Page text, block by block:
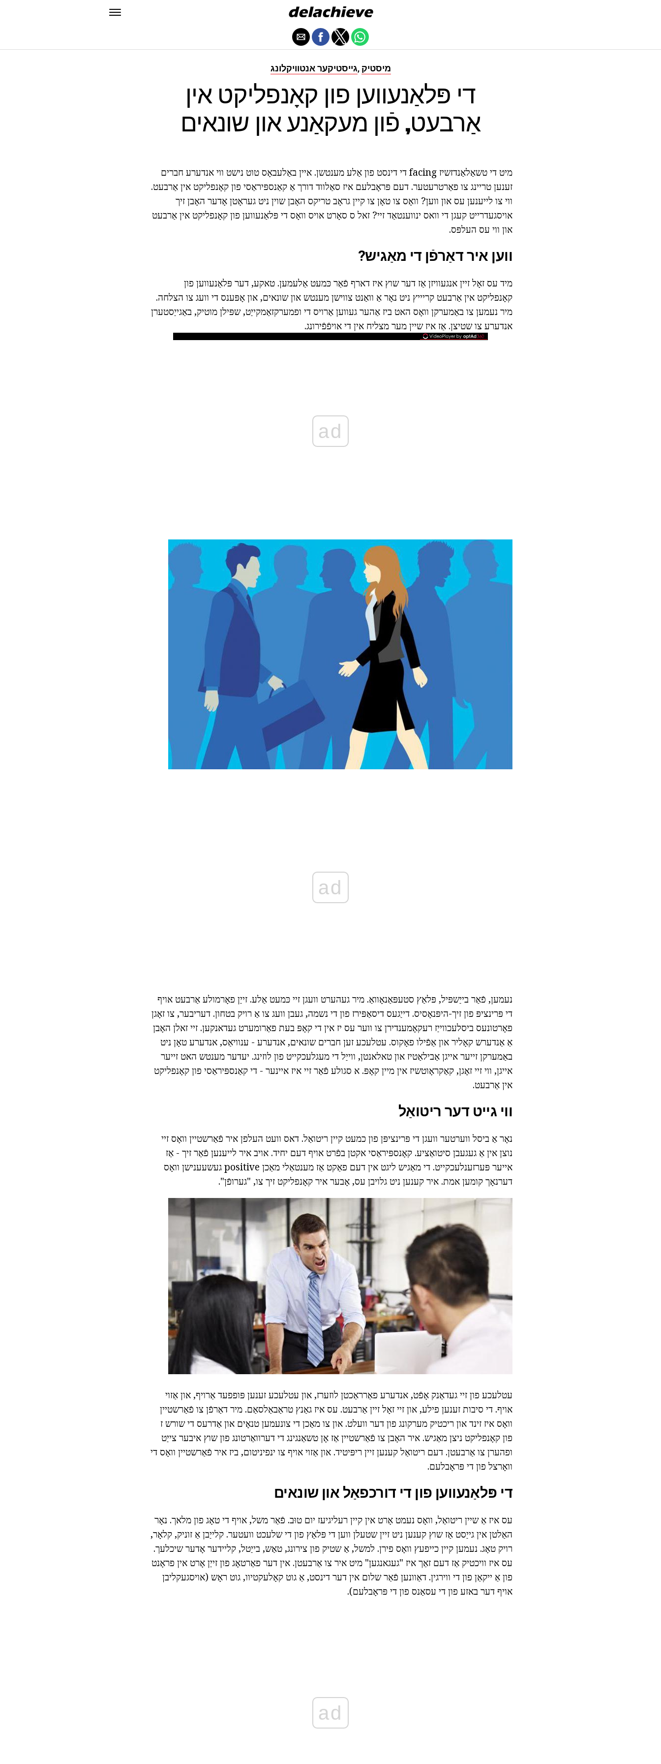
גייסטיקער אנטוויקלונג, מיסטיק
די פּלאַנעווען פון קאָנפליקט אין
אַרבעט, פֿון מעקאַנע און שונאים
מיט די טשאַלאַנדזשיז facing די דינסט פון אַלע מענטשן. איין באַלעבאָס טוט נישט ווי אנדערע חברים
זענען טריינג צו פאַרטרעטער. דעם פּראָבלעם איז סאַלווד דורך אַ קאַנספּיראַסי פון קאָנפליקט אין אַרבעט.
ווי צו לייענען עס און ווען? וואָס צו טאָן צו קיין גראָב טריקס האָבן שוין ניט געראָטן אָדער האָבן זיך
אויסגעדרייט קעגן די וואס ינווענטאַד זיי? זאל ס סאָרט אויס וואָס די פּלאַנעווען פון קאָנפליקט אין אַרבעט
און ווי עס העלפּס.
ווען איר דאַרפֿן די מאַגיש?
מיד עס זאָל זיין אנגעוויזן אַז דער שוץ איז דארף פֿאַר כּמעט אַלעמען. טאקע, דער פּלאַנעווען פון
קאָנפליקט אין אַרבעט קריייץ ניט נאָר אַ וואַנט צווישן מענטש און שונאים, און אָפּענס די וועג צו הצלחה.
מיר נעמען צו באַמערקן וואָס האט ביז אַהער געווען אַרויס די ופמערקזאַמקייַט, שפּילן מוטיק, באַגייַסטערן
אנדערע צו שטיצן. אַז איז שיין מער מצליח אין די אויפֿפֿירונג.
ad
ad
נעמען, פֿאַר בייַשפּיל, פּלאַץ סטעפּאַנאָוואַ. מיר געהערט וועגן זיי כּמעט אַלע. זייַן פאָרמולע אַרבעט אויף
די פּרינציפּ פון זיך-היפּנאָסיס. דייַגעס דיסאַפּירז פון די נשמה, געבן וועג צו אַ רויק בטחון. דעריבער, צו זאָגן
פאָרטונעס ביסלעכווייַז רעקאָמענדירן צו ווער עס יז אין די קאָפּ בעת פאַרומערט געדאנקען. זיי זאלן האָבן
אַ אַנדערש קאָליר און אַפֿילו פאָקוס. עטלעכע זען חברים שונאים, אנדערע - ענוויאַס, אנדערע טאָן ניט
באַמערקן זייער אייגן אַבילאַטיז און טאלאנטן, ווייַל די מעגלעכקייט פון לוזינג. יעדער מענטש האט זייער
אייגן, ווי זיי זאָגן, קאַקראָוטשיז אין מיין קאָפּ. א סגולע פֿאַר זיי איז איינער - די קאַנספּיראַסי פון קאָנפליקט
אין אַרבעט.
ווי גייט דער ריטואַל
נאָר אַ ביסל ווערטער וועגן די פּרינציפּן פון כמעט קיין ריטואַל. דאס וועט העלפן איר פֿאַרשטיין וואָס זיי
נוצן אין אַ געגעבן סיטואַציע. קאָנספּיראַסי אקטן בפֿרט אויף דעם יחיד. אויב איר לייענען פֿאַר זיך - אַז
אייער פּערזענלעכקייט. די מאַגיש ליגט אין דעם פאַקט אַז מענטאַלי מאַכן positive געשעענישן וואָס
דערנאָך קומען אמת. איר קענען ניט גלויבן עס, אָבער איר קאָנפליקט זיך צו, "גערופֿן".
עטלעכע פון זיי געדאַנק אָפֿט, אנדערע פאַרראַכטן לוזערז, און עטלעכע זענען פּופפעד אַרויף, און אַזוי
אויף. די סיבות זענען פילע, און זיי זאָל זיין אַרבעט. עס איז גאַנץ טראַבאַלסאַם. מיר דאַרפֿן צו פֿאַרשטיין
וואָס איז זינד און ריכטיק מערקונג פון דער וועלט. און צו מאַכן די צונעמען טנאָים און אַדרעס די שורש ז
פון קאָנפליקט ניצן מאַגיש. איר האָבן צו פֿאַרשטיין אַז אָן טשאַנגינג די דערוואַרטונג פון שוץ איבער צייַט
ופהערן צו אַרבעטן. דעם ריטואַל קענען זיין ריפּיטיד. און אַזוי אויף צו ינפיניטום, ביז איר פֿאַרשטיין וואָס די
וואָרצל פון די פּראָבלעם.
די פּלאַנעווען פון די דורכפאַל און שונאים
עס איז אַ שיין ריטואַל, וואָס נעמט אָרט אין קיין רעליגיעז יום טוּב. פֿאַר משל, אויף די טאָג פון מלאך. נאָר
האַלטן אין גייַסט אַז שוץ קענען ניט זיין שטעלן ווען די פּלאַץ פון די שלעכט וועטער. קלייַבן אַ זוניק, קלאָר,
רויק טאָג. נעמען קיין כייפעץ וואָס פירן. למשל, אַ שטיק פון צירונג, טאַש, בייַטל, קליידער אָדער שיכלעך.
עס איז וויכטיק אַז דעם זאַך איז "געגאנגען" מיט איר צו אַרבעטן. אין דער פאַרטאָג פון זייַן אָרט אין פראָנט
פון אַ ייקאַן פון די ווירגין. דאַוונען פֿאַר שלום אין דער דינסט, אַ גוט קאָלעקטיוו, גוט ראָש (אויסגעקליבן
אויף דער באזע פון די עסאַנס פון די פּראָבלעם).
ad